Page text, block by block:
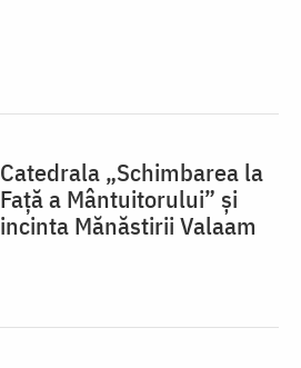
Catedrala „Schimbarea la
Față a Mântuitorului” și
incinta Mănăstirii Valaam